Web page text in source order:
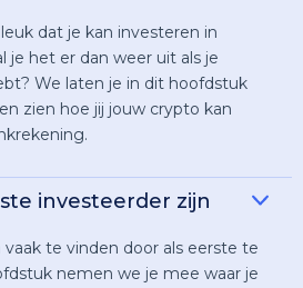
dat je kan investeren in
je het er dan weer uit als je
We laten je in dit hoofdstuk
zien hoe jij jouw crypto kan
investeerder zijn
vaak te vinden door als eerste te
nemen we je mee waar je